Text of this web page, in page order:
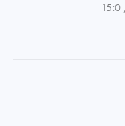
15:0 ,